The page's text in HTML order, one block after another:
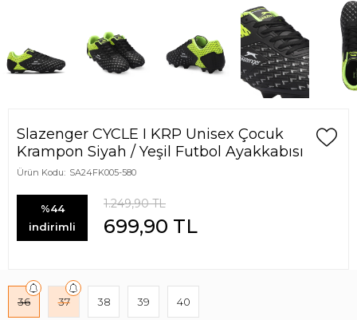
Slazenger CYCLE I KRP Unisex Çocuk
Krampon Siyah / Yeşil Futbol Ayakkabısı
Ürün Kodu: SA24FK005-580
%44
indirimli
1.249,90TL
699,90 TL
36 37 38 39 40